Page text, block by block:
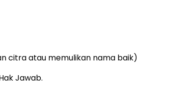
citra atau memulikan nama baik)
Jawab.